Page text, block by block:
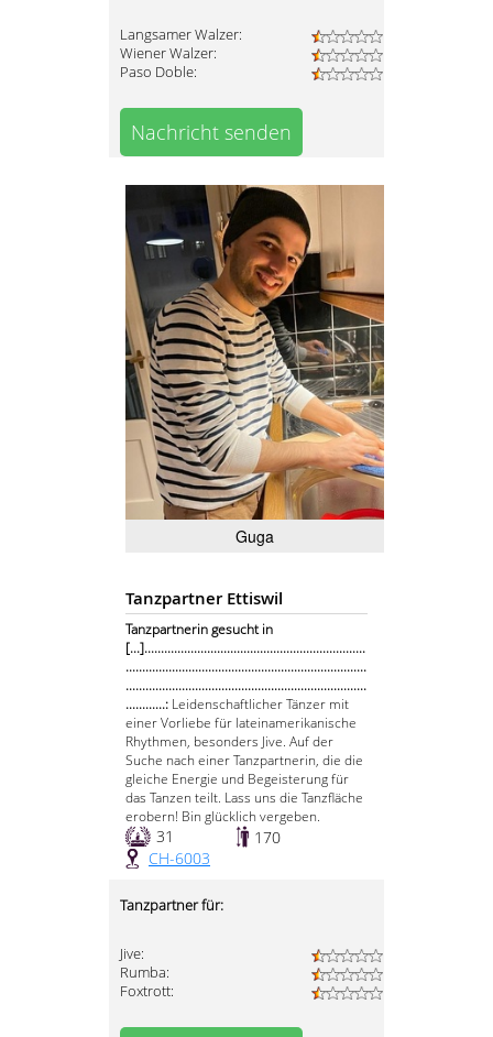
Langsamer Walzer:
Wiener Walzer:
Paso Doble:
Nachricht senden
Guga
Tanzpartner Ettiswil
Tanzpartnerin gesucht in
[...]...................................................................
.........................................................................
.........................................................................
............: Leidenschaftlicher Tänzer mit
einer Vorliebe für lateinamerikanische
Rhythmen, besonders Jive. Auf der
Suche nach einer Tanzpartnerin, die die
gleiche Energie und Begeisterung für
das Tanzen teilt. Lass uns die Tanzfläche
erobern! Bin glücklich vergeben.
31
170
CH-6003
Tanzpartner für:
Jive:
Rumba:
Foxtrott: